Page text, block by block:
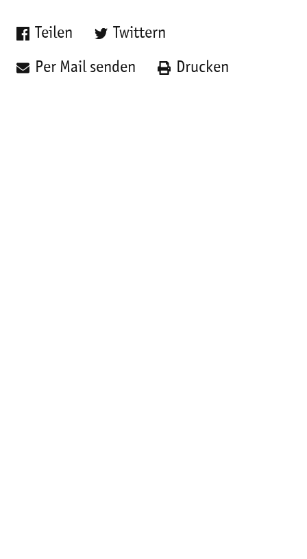
Teilen Twittern
Per Mail senden Drucken